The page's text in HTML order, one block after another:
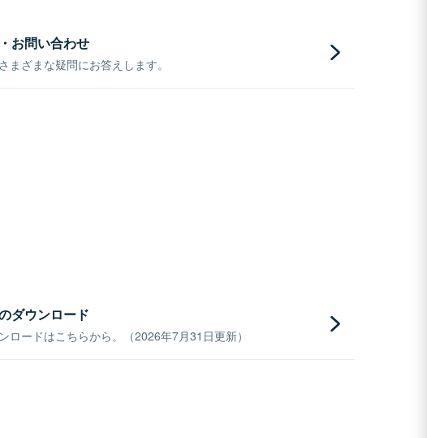
お問い合わせ
まざまな疑問にお答えします。
ダウンロード
ロードはこちらから。（2026年7月31日更新）